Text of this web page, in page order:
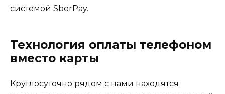
системой SberPay.
Технология оплаты телефоном
вместо карты
Круглосуточно рядом с нами находятся